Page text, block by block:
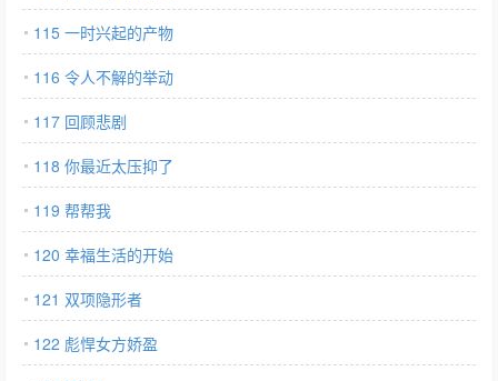
115 一时兴起的产物
116 令人不解的举动
117 回顾悲剧
118 你最近太压抑了
119 帮帮我
120 幸福生活的开始
121 双项隐形者
122 彪悍女方娇盈